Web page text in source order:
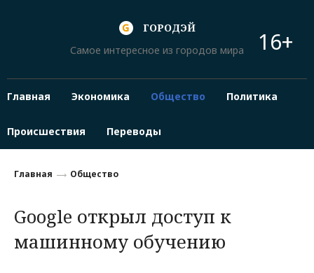
ГОРОДЭЙ
Самое интересное из городов мира
16+
Главная Экономика Общество Политика
Происшествия Переводы
Главная Общество
Google открыл доступ к
машинному обучению